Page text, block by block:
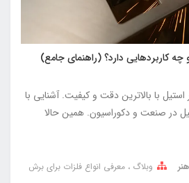
کاربردهایی دارد؟ (راهنمای جامع)
با بالاترین دقت و کیفیت. آشنایی با
در صنعت و دکوراسیون. همین حالا
وبلاگ
معرفی انواع فلزات برای برش